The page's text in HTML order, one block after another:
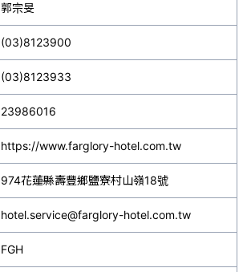
郭宗旻
(03)8123900
(03)8123933
23986016
https://www.farglory-hotel.com.tw
974花蓮縣壽豐鄉鹽寮村山嶺18號
hotel.service@farglory-hotel.com.tw
FGH